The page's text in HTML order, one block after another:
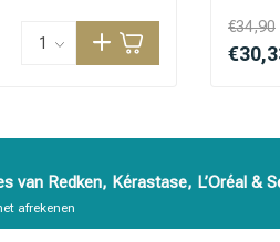
€34,90
van Redken, Kérastase, L’Oréal &
afrekenen